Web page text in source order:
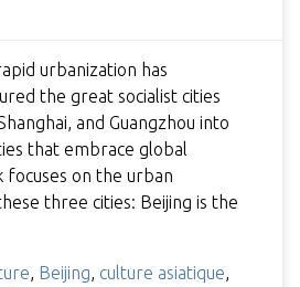
urbanization has
the great socialist cities
and Guangzhou into
that embrace global
focuses on the urban
three cities: Beijing is the
Beijing culture asiatique